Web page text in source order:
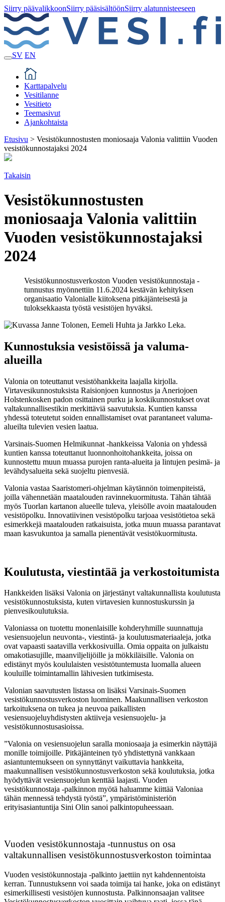
Siirry päävalikkoonSiirry pääsisältöönSiirry alatunnisteeseen
SV EN
Karttapalvelu
Vesitilanne
Vesitieto
Teemasivut
Ajankohtaista
Etusivu > Vesistökunnostusten moniosaaja Valonia valittiin Vuoden
vesistökunnostajaksi 2024
Takaisin
Vesistökunnostusten
moniosaaja Valonia valittiin
Vuoden vesistökunnostajaksi
2024
Vesistökunnostusverkoston Vuoden vesistökunnostaja -
tunnustus myönnettiin 11.6.2024 kestävän kehityksen
organisaatio Valonialle kiitoksena pitkäjänteisestä ja
tuloksekkaasta työstä vesistöjen hyväksi.
Kunnostuksia vesistöissä ja valuma-
alueilla
Valonia on toteuttanut vesistöhankkeita laajalla kirjolla.
Virtavesikunnostuksista Raisionjoen kunnostus ja Aneriojoen
Holstenkosken padon osittainen purku ja koskikunnostukset ovat
valtakunnallisestikin merkittäviä saavutuksia. Kuntien kanssa
yhdessä toteutetut soiden ennallistamiset ovat parantaneet valuma-
alueilta tulevien vesien laatua.
Varsinais-Suomen Helmikunnat -hankkeissa Valonia on yhdessä
kuntien kanssa toteuttanut luonnonhoitohankkeita, joissa on
kunnostettu muun muassa purojen ranta-alueita ja lintujen pesimä- ja
levähdysalueita sekä suojeltu pienvesiä.
Valonia vastaa Saaristomeri-ohjelman käytännön toimenpiteistä,
joilla vähennetään maatalouden ravinnekuormitusta. Tähän tähtää
myös Tuorlan kartanon alueelle tuleva, yleisölle avoin maatalouden
vesistöpolku. Innovatiivinen vesistöpolku tarjoaa vesistötietoa sekä
esimerkkejä maatalouden ratkaisuista, jotka muun muassa parantavat
maan kasvukuntoa ja samalla pienentävät vesistökuormitusta.
Koulutusta, viestintää ja verkostoitumista
Hankkeiden lisäksi Valonia on järjestänyt valtakunnallista koulutusta
vesistökunnostuksista, kuten virtavesien kunnostuskurssin ja
pienvesikoulutuksia.
Valoniassa on tuotettu monenlaisille kohderyhmille suunnattuja
vesiensuojelun neuvonta-, viestintä- ja koulutusmateriaaleja, jotka
ovat vapaasti saatavilla verkkosivuilla. Omia oppaita on julkaistu
omakotiasujille, maanviljelijöille ja mökkiläisille. Valonia on
edistänyt myös koululaisten vesistötuntemusta luomalla alueen
kouluille toimintamallin lähivesien tutkimisesta.
Valonian saavutusten listassa on lisäksi Varsinais-Suomen
vesistökunnostusverkoston luominen. Maakunnallisen verkoston
tarkoituksena on tukea ja neuvoa paikallisten
vesiensuojeluyhdistysten aktiiveja vesiensuojelu- ja
vesistökunnostusasioissa.
”Valonia on vesiensuojelun saralla moniosaaja ja esimerkin näyttäjä
monille toimijoille. Pitkäjänteinen työ yhdistettynä vankkaan
asiantuntemukseen on synnyttänyt vaikuttavia hankkeita,
maakunnallisen vesistökunnostusverkoston sekä koulutuksia, jotka
hyödyttävät vesiensuojelun kenttää laajasti. Vuoden
vesistökunnostaja -palkinnon myötä haluamme kiittää Valoniaa
tähän mennessä tehdystä työstä”, ympäristöministeriön
erityisasiantuntija Sini Olin sanoi palkintopuheessaan.
Vuoden vesistökunnostaja -tunnustus on osa
valtakunnallisen vesistökunnostusverkoston toimintaa
Vuoden vesistökunnostaja -palkinto jaettiin nyt kahdennentoista
kerran. Tunnustuksenn voi saada toimija tai hanke, joka on edistänyt
esimerkillisesti vesistöjen kunnostusta. Palkinnonsaajan valitsee